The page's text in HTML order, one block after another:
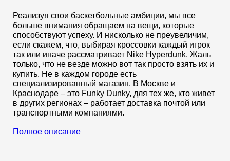
Реализуя свои баскетбольные амбиции, мы все
больше внимания обращаем на вещи, которые
способствуют успеху. И нисколько не преувеличим,
если скажем, что, выбирая кроссовки каждый игрок
так или иначе рассматривает Nike Hyperdunk. Жаль
только, что не везде можно вот так просто взять их и
купить. Не в каждом городе есть
специализированный магазин. В Москве и
Краснодаре – это Funky Dunky, для тех же, кто живет
в других регионах – работает доставка почтой или
транспортными компаниями.
Полное описание